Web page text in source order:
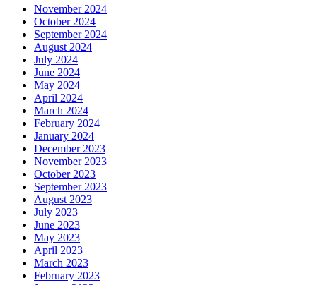
November 2024
October 2024
September 2024
August 2024
July 2024
June 2024
May 2024
April 2024
March 2024
February 2024
January 2024
December 2023
November 2023
October 2023
September 2023
August 2023
July 2023
June 2023
May 2023
April 2023
March 2023
February 2023